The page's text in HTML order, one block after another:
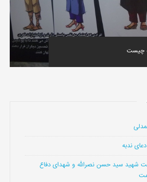
چیست
ندبه
شهید سید حسن نصرالله و شهدای دفاع